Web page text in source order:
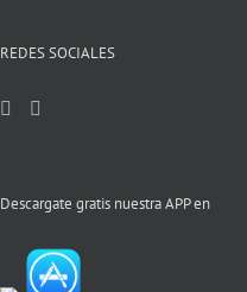
REDES SOCIALES
Descargate gratis nuestra APP en